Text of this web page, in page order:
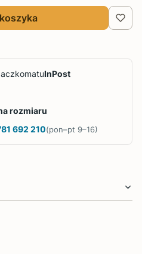
InPost
rozmiaru
692 210(pon–pt 9–16)